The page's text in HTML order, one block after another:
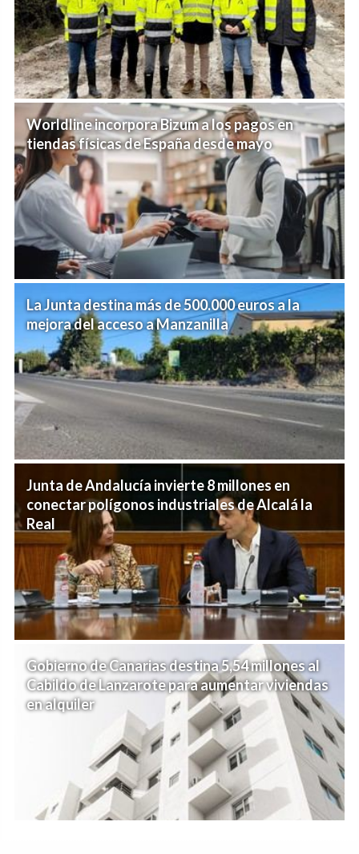
Worldline incorpora Bizum a los pagos en
tiendas físicas de España desde mayo
La Junta destina más de 500.000 euros a la
mejora del acceso a Manzanilla
Junta de Andalucía invierte 8 millones en
conectar polígonos industriales de Alcalá la
Real
Gobierno de Canarias destina 5,54 millones al
Cabildo de Lanzarote para aumentar viviendas
en alquiler